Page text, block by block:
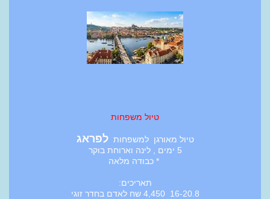
טיול משפחות
טיול מאורגן למשפחותלפראג
5 ימים , לינה וארוחת בוקר
* כבודה מלאה
תאריכים:
16-20.8 4,450 שח לאדם בחדר זוגי